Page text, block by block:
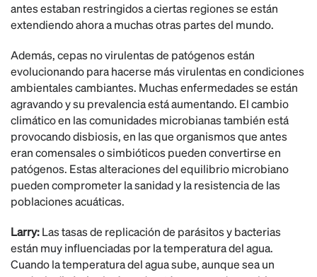
antes estaban restringidos a ciertas regiones se están
extendiendo ahora a muchas otras partes del mundo.
Además, cepas no virulentas de patógenos están
evolucionando para hacerse más virulentas en condiciones
ambientales cambiantes. Muchas enfermedades se están
agravando y su prevalencia está aumentando. El cambio
climático en las comunidades microbianas también está
provocando disbiosis, en las que organismos que antes
eran comensales o simbióticos pueden convertirse en
patógenos. Estas alteraciones del equilibrio microbiano
pueden comprometer la sanidad y la resistencia de las
poblaciones acuáticas.
Larry:Las tasas de replicación de parásitos y bacterias
están muy influenciadas por la temperatura del agua.
Cuando la temperatura del agua sube, aunque sea un